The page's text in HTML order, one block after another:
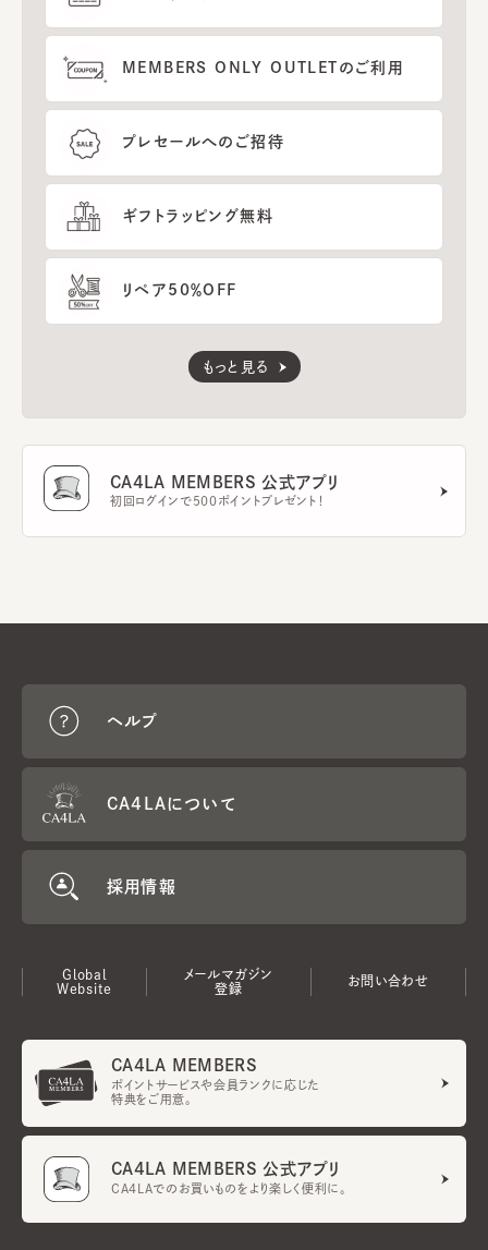
MEMBERS ONLY OUTLETのご利用
プレセールへのご招待
ギフトラッピング無料
リペア50％OFF
もっと見る
CA4LA MEMBERS 公式アプリ
初回ログインで500ポイントプレゼント！
ヘルプ
CA4LAについて
採用情報
Global
Website
メールマガジン
登録
お問い合わせ
CA4LA MEMBERS
ポイントサービスや会員ランクに応じた
特典をご用意。
CA4LA MEMBERS 公式アプリ
CA4LAでのお買いものをより楽しく便利に。